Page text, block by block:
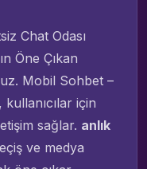
Chat Odası
Öne Çıkan
Mobil Sohbet –
için
sağlar. anlık
ve medya